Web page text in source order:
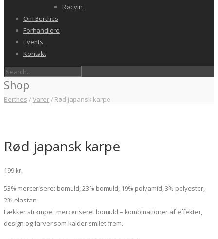
Rødvin
Om Berthes
Forhandlere
Events
Kontakt
Shop
Berthes /Varer/ Rød japansk karpe
Rød japansk karpe
199 kr.
53% merceriseret bomuld, 23% bomuld, 19% polyamid, 3% polyester,
2% elastan
Lækker strømpe i merceriseret bomuld – kombinationer af effekter,
design og farver som kalder smilet frem.